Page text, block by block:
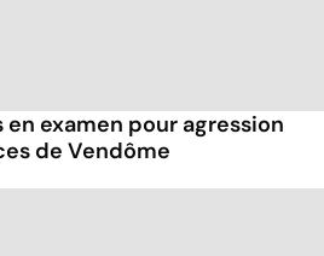
examen pour agression
de Vendôme